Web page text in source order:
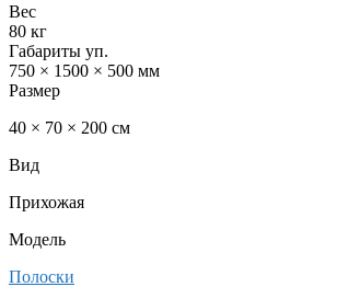
Вес
80 кг
Габариты уп.
750 × 1500 × 500 мм
Размер
40 × 70 × 200 см
Вид
Прихожая
Модель
Полоски